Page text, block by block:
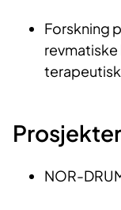
Forskning
​Prosjekter
​NOR-